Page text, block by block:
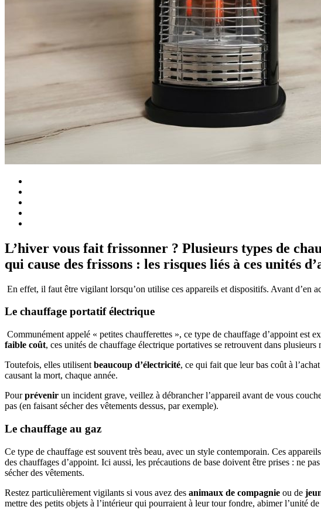
L’hiver vous fait frissonner ? Plusieurs types de
qui cause des frissons : les risques liés à ces unités
En effet, il faut être vigilant lorsqu’on utilise ces appareils et dispositifs. Avant
Le chauffage portatif électrique
Communément appelé « petites chaufferettes », ce type de chauffage d’appoint est
faible coût, ces unités de chauffage électrique portatives se retrouvent dans
Toutefois, elles utilisent beaucoup d’électricité, ce qui fait que leur bas coût à
causant la mort, chaque année.
Pourprévenir un incident grave, veillez à débrancher l’appareil avant de vous
pas (en faisant sécher des vêtements dessus, par exemple).
Le chauffage au gaz
Ce type de chauffage est souvent très beau, avec un style contemporain. Ces
des chauffages d’appoint. Ici aussi, les précautions de base doivent être prises : ne
sécher des vêtements.
Restez particulièrement vigilants si vous avez des animaux de compagnie ou de
mettre des petits objets à l’intérieur qui pourraient à leur tour fondre, abimer l’unité